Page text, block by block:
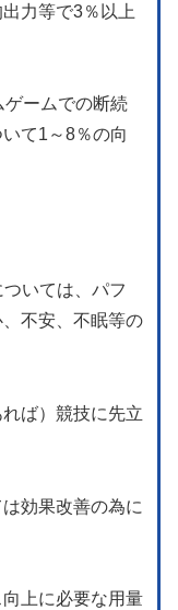
力等で3％以上
ゲームでの断続
て1～8％の向
いては、パフ
不安、不眠等の
ば）競技に先立
効果改善の為に
上に必要な用量